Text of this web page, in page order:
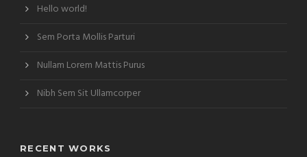
Hello world!
Sem Porta Mollis Parturi
Nullam Lorem Mattis Purus
Nibh Sem Sit Ullamcorper
RECENT WORKS